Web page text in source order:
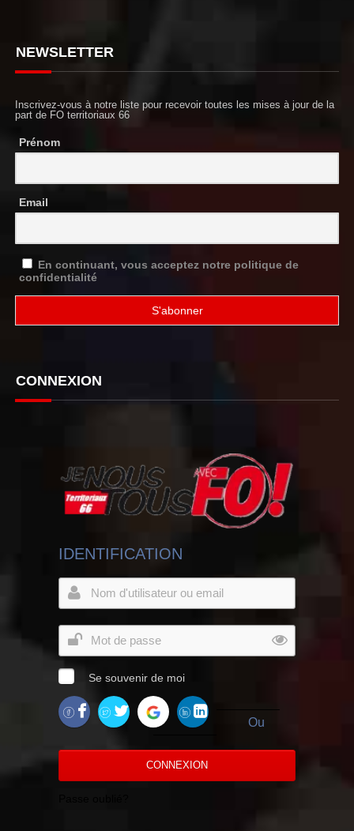
NEWSLETTER
Inscrivez-vous à notre liste pour recevoir toutes les mises à jour de la
part de FO territoriaux 66
Prénom
Email
En continuant, vous acceptez notre politique de
confidentialité
CONNEXION
IDENTIFICATION
Se souvenir de moi
Ou
CONNEXION